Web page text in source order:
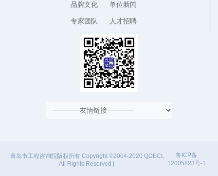
品牌文化 单位新闻
专家团队 人才招聘
青岛市工程咨询院版权所有 Copyright ©2004-2020 QDECI,
All Rights Reserved |
鲁ICP备
12005823号-1